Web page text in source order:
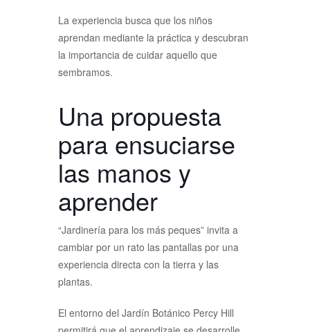
La experiencia busca que los niños
aprendan mediante la práctica y descubran
la importancia de cuidar aquello que
sembramos.
Una propuesta
para ensuciarse
las manos y
aprender
“Jardinería para los más peques” invita a
cambiar por un rato las pantallas por una
experiencia directa con la tierra y las
plantas.
El entorno del Jardín Botánico Percy Hill